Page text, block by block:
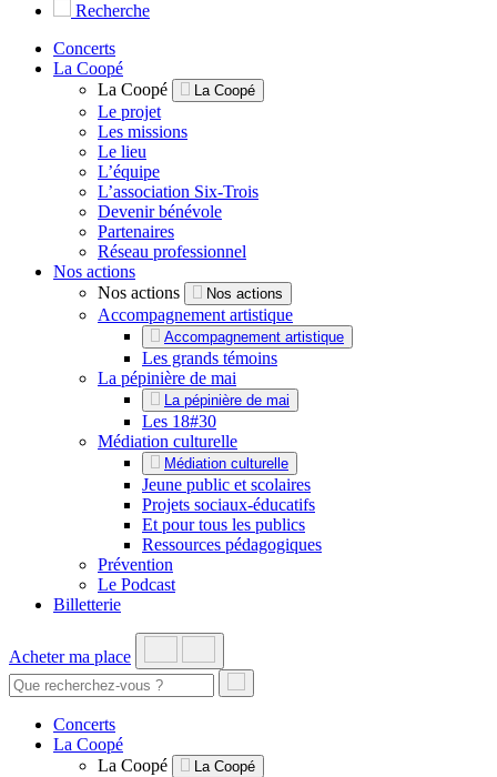
Recherche
Concerts
La Coopé
La Coopé
La Coopé
Le projet
Les missions
Le lieu
L’équipe
L’association Six-Trois
Devenir bénévole
Partenaires
Réseau professionnel
Nos actions
Nos actions
Nos actions
Accompagnement artistique
Accompagnement artistique
Les grands témoins
La pépinière de mai
La pépinière de mai
Les 18#30
Médiation culturelle
Médiation culturelle
Jeune public et scolaires
Projets sociaux-éducatifs
Et pour tous les publics
Ressources pédagogiques
Prévention
Le Podcast
Billetterie
Acheter ma place
Concerts
La Coopé
La Coopé
La Coopé